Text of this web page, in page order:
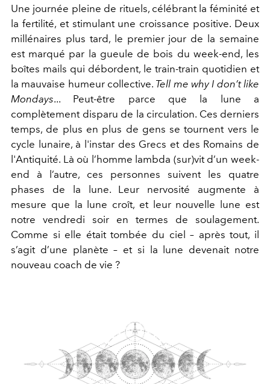
Une journée pleine de rituels, célébrant la féminité et
la fertilité, et stimulant une croissance positive. Deux
millénaires plus tard, le premier jour de la semaine
est marqué par la gueule de bois du week-end, les
boîtes mails qui débordent, le train-train quotidien et
la mauvaise humeur collective. Tell me why I don’t like
Mondays... Peut-être parce que la lune a
complètement disparu de la circulation. Ces derniers
temps, de plus en plus de gens se tournent vers le
cycle lunaire, à l'instar des Grecs et des Romains de
l'Antiquité. Là où l’homme lambda (sur)vit d’un week-
end à l’autre, ces personnes suivent les quatre
phases de la lune. Leur nervosité augmente à
mesure que la lune croît, et leur nouvelle lune est
notre vendredi soir en termes de soulagement.
Comme si elle était tombée du ciel – après tout, il
s’agit d’une planète – et si la lune devenait notre
nouveau coach de vie ?